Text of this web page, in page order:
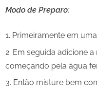
Modo de Preparo:
Primeiramente em
Em seguida adicione
começando pela água
Então misture bem